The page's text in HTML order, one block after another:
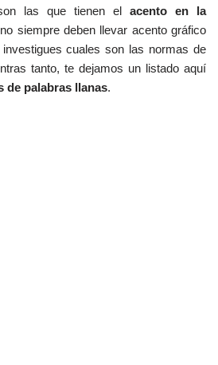
las que tienen el acento en la
siempre deben llevar acento gráfico
cuales son las normas de
tanto, te dejamos un listado aquí
de palabras llanas.